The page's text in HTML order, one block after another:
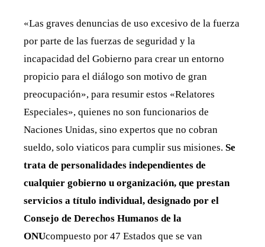
«Las graves denuncias de uso excesivo de la fuerza
por parte de las fuerzas de seguridad y la
incapacidad del Gobierno para crear un entorno
propicio para el diálogo son motivo de gran
preocupación», para resumir estos «Relatores
Especiales», quienes no son funcionarios de
Naciones Unidas, sino expertos que no cobran
sueldo, solo viaticos para cumplir sus misiones. Se
trata de personalidades independientes de
cualquier gobierno u organización, que prestan
servicios a título individual, designado por el
Consejo de Derechos Humanos de la
ONUcompuesto por 47 Estados que se van